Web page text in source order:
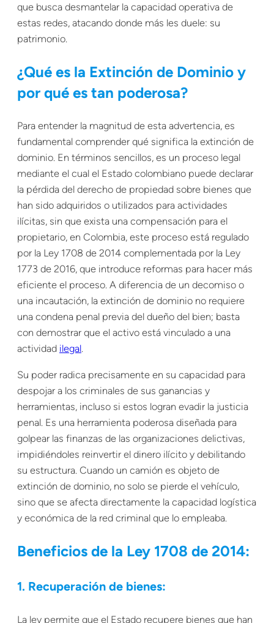
que busca desmantelar la capacidad operativa de
estas redes, atacando donde más les duele: su
patrimonio.
¿Qué es la Extinción de Dominio y
por qué es tan poderosa?
Para entender la magnitud de esta advertencia, es
fundamental comprender qué significa la extinción de
dominio. En términos sencillos, es un proceso legal
mediante el cual el Estado colombiano puede declarar
la pérdida del derecho de propiedad sobre bienes que
han sido adquiridos o utilizados para actividades
ilícitas, sin que exista una compensación para el
propietario, en Colombia, este proceso está regulado
por la Ley 1708 de 2014 complementada por la Ley
1773 de 2016, que introduce reformas para hacer más
eficiente el proceso. A diferencia de un decomiso o
una incautación, la extinción de dominio no requiere
una condena penal previa del dueño del bien; basta
con demostrar que el activo está vinculado a una
actividad ilegal.
Su poder radica precisamente en su capacidad para
despojar a los criminales de sus ganancias y
herramientas, incluso si estos logran evadir la justicia
penal. Es una herramienta poderosa diseñada para
golpear las finanzas de las organizaciones delictivas,
impidiéndoles reinvertir el dinero ilícito y debilitando
su estructura. Cuando un camión es objeto de
extinción de dominio, no solo se pierde el vehículo,
sino que se afecta directamente la capacidad logística
y económica de la red criminal que lo empleaba.
Beneficios de la Ley 1708 de 2014:
1. Recuperación de bienes:
La ley permite que el Estado recupere bienes que han